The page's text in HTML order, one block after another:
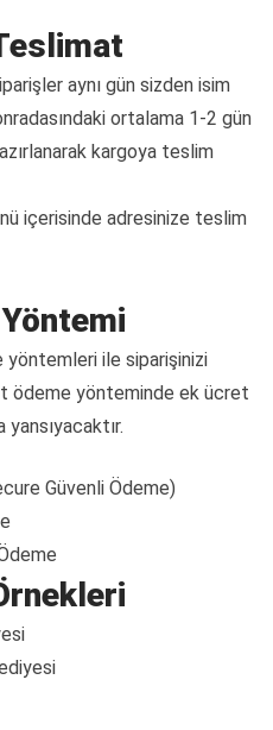
aynı gün sizden isim
ortalama 1-2 gün
kargoya teslim
içerisinde adresinize teslim
yöntemleri ile siparişinizi
ödeme yönteminde ek ücret
Güvenli Ödeme)